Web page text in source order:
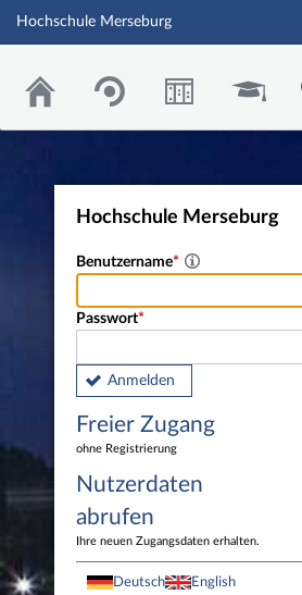
Hochschule Merseburg
Hochschule Merseburg
Benutzername
Passwort
Anmelden
Freier Zugang
ohne Registrierung
Nutzerdaten
abrufen
Ihre neuen Zugangsdaten erhalten.
Deutsch English